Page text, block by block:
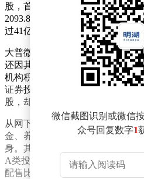
股，首日账面浮盈最高可达9.92
2093.8809万股，粗略测算，网下
过41亿元。
大普微的上市备受关注，不仅因
还因其存储独角兽的身份以及首
机构积极参与配售的同时，格林
证券投资基金却出现意外情况。
股，却未参与申购，原因尚未明确
从网下初步配售结果来看，各类
金、养老金、保险资管、年金组
身。其中，A类资金在网下配售
A类投资者最终获配1696.06万股
配售比例为0.02177308%；B类投
微信截图识别或微信
众号回复数字1